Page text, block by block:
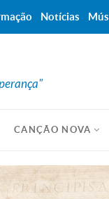
CANÇÃO NOVA
Notícias